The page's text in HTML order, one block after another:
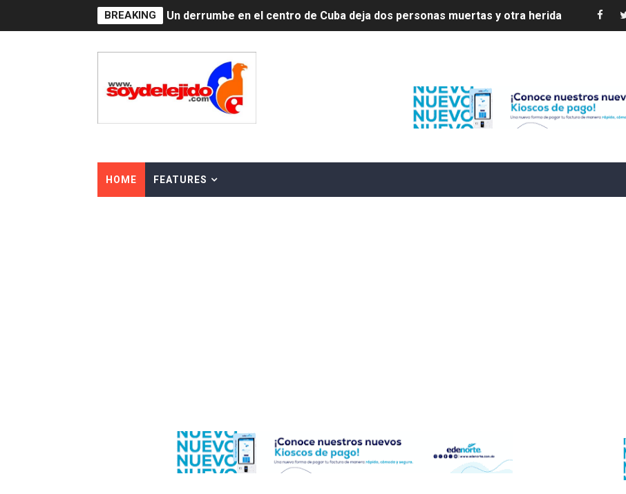
BREAKING Un derrumbe en el centro de Cuba deja dos personas muertas y otra herida
Nuevo Código Penal: hasta 20 años de cárcel por robo de celulares
La nube sahariana número 14 se ha alejado de República Dominicana en las últimas horas
NY: Ultiman a puñaladas a un dominicano en Long Island
HOME FEATURES